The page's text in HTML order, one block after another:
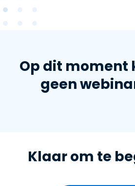
Op dit moment
geen
Klaar om te